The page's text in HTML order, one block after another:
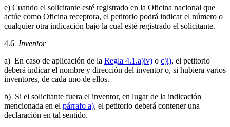
e) Cuando el solicitante esté registrado en la Oficina nacional que
actúe como Oficina receptora, el petitorio podrá indicar el número o
cualquier otra indicación bajo la cual esté registrado el solicitante.
4.6 Inventor
a) En caso de aplicación de la Regla 4.1.a)iv) o c)i), el petitorio
deberá indicar el nombre y dirección del inventor o, si hubiera varios
inventores, de cada uno de ellos.
b) Si el solicitante fuera el inventor, en lugar de la indicación
mencionada en el párrafo a), el petitorio deberá contener una
declaración en tal sentido.